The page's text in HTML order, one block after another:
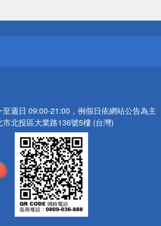
至週日 09:00-21:00，例假日依網站公告為主
市北投區大業路136號5樓 (台灣)